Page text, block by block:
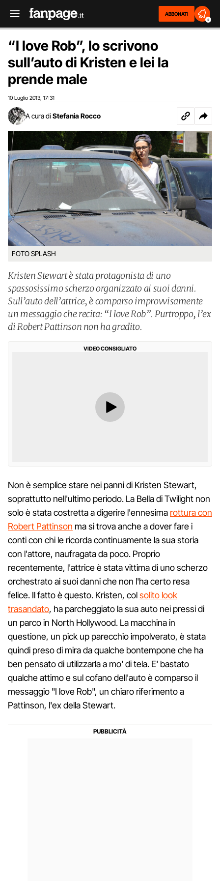
ABBONATI
2
“I love Rob”, lo scrivono
sull’auto di Kristen e lei la
prende male
10 Luglio 2013 17:31
A cura di Stefania Rocco
FOTO SPLASH
Kristen Stewart è stata protagonista di uno
spassosissimo scherzo organizzato ai suoi danni.
Sull’auto dell’attrice, è comparso improvvisamente
un messaggio che recita: “I love Rob”. Purtroppo, l’ex
di Robert Pattinson non ha gradito.
VIDEO CONSIGLIATO
Non è semplice stare nei panni di Kristen Stewart,
soprattutto nell'ultimo periodo. La Bella di Twilight non
solo è stata costretta a digerire l'ennesima rottura con
Robert Pattinson ma si trova anche a dover fare i
conti con chi le ricorda continuamente la sua storia
con l'attore, naufragata da poco. Proprio
recentemente, l'attrice è stata vittima di uno scherzo
orchestrato ai suoi danni che non l'ha certo resa
felice. Il fatto è questo. Kristen, colsolito look
trasandato, ha parcheggiato la sua auto nei pressi di
un parco in North Hollywood. La macchina in
questione, un pick up parecchio impolverato, è stata
quindi preso di mira da qualche bontempone che ha
ben pensato di utilizzarla a mo' di tela. E' bastato
qualche attimo e sul cofano dell'auto è comparso il
messaggio "I love Rob", un chiaro riferimento a
Pattinson, l'ex della Stewart.